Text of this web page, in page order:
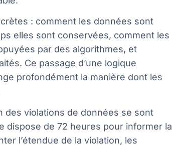
: comment les données sont
elles sont conservées, comment les
par des algorithmes, et
Ce passage d’une logique
profondément la manière dont les
des violations de données se sont
dispose de 72 heures pour informer la
l’étendue de la violation, les